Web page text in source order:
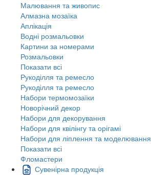
Малювання та живопис
Алмазна мозаїка
Аплікація
Водні розмальовки
Картини за номерами
Розмальовки
Показати всі
Рукоділля та ремесло
Рукоділля та ремесло
Набори термомозаїки
Новорічний декор
Набори для декорування
Набори для квілінгу та орігамі
Набори для ліплення та моделювання
Показати всі
Фломастери
Сувенірна продукція